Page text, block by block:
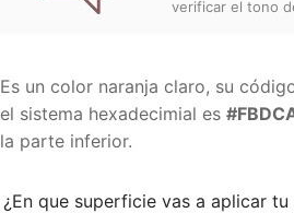
verificar el tono
Es un color naranja claro, su
el sistema hexadecimial es
la parte inferior.
¿En que superficie vas a aplicar